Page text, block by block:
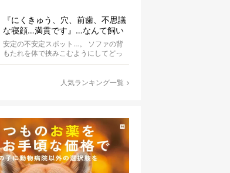
『にくきゅう、穴、前歯、不思議
な寝顔…満貫です』…なんて飼い
主さんを言わしめた柴犬の謎すぎ
る寝相がコチラです。
安定の不安定スポット…。 ソファの背
もたれを体で挟みこむようにしてどっ
かり。そしてだらーんと足を垂直に落
人気ランキング一覧